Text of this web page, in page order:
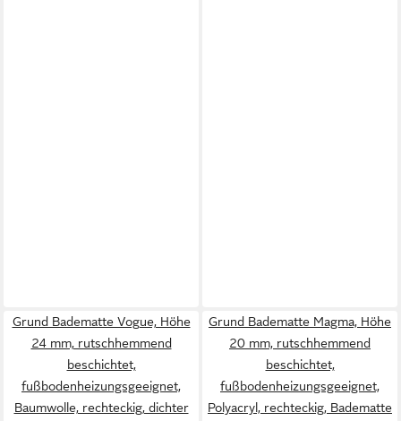
Grund Badematte Vogue, Höhe
24 mm, rutschhemmend
beschichtet,
fußbodenheizungsgeeignet,
Baumwolle, rechteckig, dichter
Grund Badematte Magma, Höhe
20 mm, rutschhemmend
beschichtet,
fußbodenheizungsgeeignet,
Polyacryl, rechteckig, Badematte